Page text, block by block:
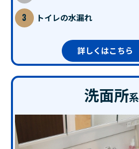
トイレの水漏れ
詳しくはこちら
洗面所系